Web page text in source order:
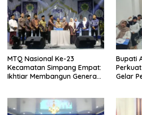
MTQ Nasional Ke-23
Kecamatan Simpang Empat:
Ikhtiar Membangun Generasi
Bupati
Gelar